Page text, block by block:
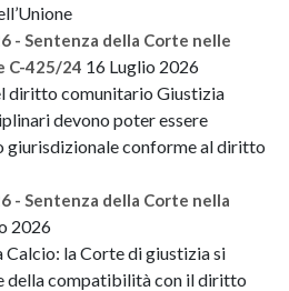
- Sentenza della Corte nelle
C-425/24 16 Luglio 2026
diritto comunitario Giustizia
devono poter essere
giurisdizionale conforme al diritto
- Sentenza della Corte nella
2026
Calcio: la Corte di giustizia si
della compatibilità con il diritto